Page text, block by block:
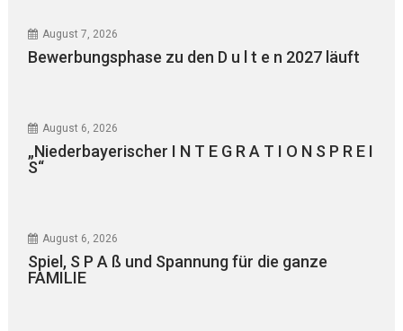
August 7, 2026
Bewerbungsphase zu den D u l t e n 2027 läuft
August 6, 2026
„Niederbayerischer I N T E G R A T I O N S P R E I
S“
August 6, 2026
Spiel, S P A ß und Spannung für die ganze
FAMILIE